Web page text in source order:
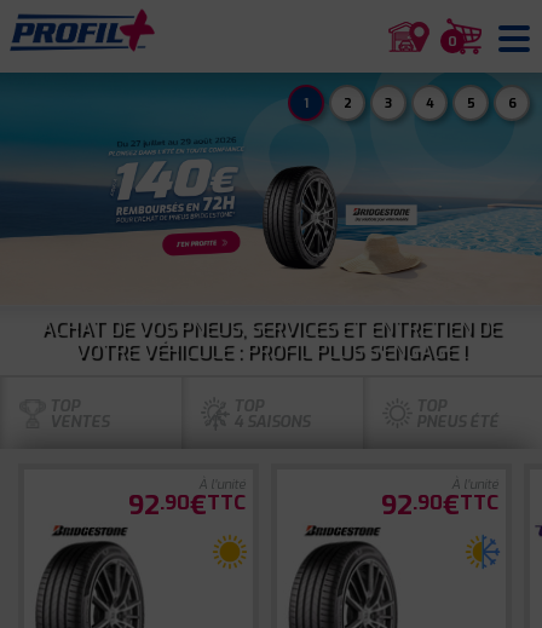
0
1 2 3 4 5 6
ACHAT DE VOS PNEUS, SERVICES ET ENTRETIEN DE
VOTRE VÉHICULE : PROFIL PLUS S'ENGAGE !
VENTES 4 SAISONS PNEUS ÉTÉ
À l'unité
92.90€TTC
À l'unité
92.90€TTC